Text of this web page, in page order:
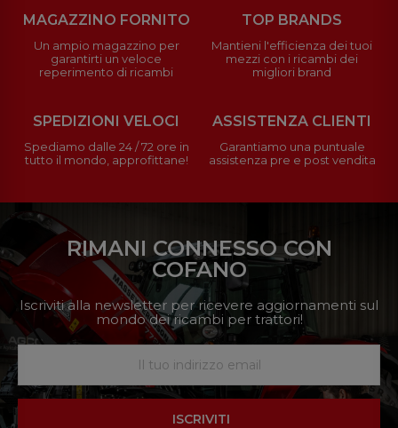
MAGAZZINO FORNITO
Un ampio magazzino per
garantirti un veloce
reperimento di ricambi
TOP BRANDS
Mantieni l'efficienza dei tuoi
mezzi con i ricambi dei
migliori brand
SPEDIZIONI VELOCI
Spediamo dalle 24 / 72 ore in
tutto il mondo, approfittane!
ASSISTENZA CLIENTI
Garantiamo una puntuale
assistenza pre e post vendita
RIMANI CONNESSO CON
COFANO
Iscriviti alla newsletter per ricevere aggiornamenti sul
mondo dei ricambi per trattori!
ISCRIVITI